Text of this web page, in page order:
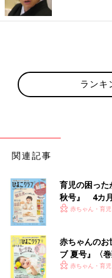
ランキ
関連記事
育児の困った
秋号』 4カ月
いっぱい！
赤ちゃん・育児
赤ちゃんのお
ブ 夏号』〈
く！ おっぱ
赤ちゃん・育児